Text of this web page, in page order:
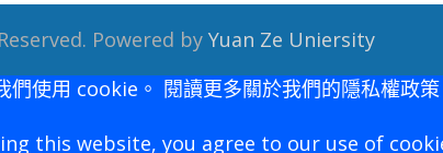
Powered by Yuan Ze Uniersity
使用 cookie。 閱讀更多關於我們的隱私權政策
this website, you agree to our use of